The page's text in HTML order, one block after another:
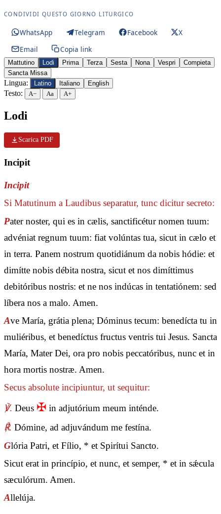
CONDIVIDI QUESTO GIORNO LITURGICO
WhatsApp Telegram Facebook
X
Email
Copia link
Mattutino Lodi Prima Terza Sesta Nona Vespri
Compieta
Sancta Missa
Lingua: Latino Italiano English
Testo: A− Aa A+
Lodi
Scarica PDF
Incipit
Incipit
Si Matutinum a Laudibus separatur, tunc dicitur secreto:
Pater noster, qui es in cælis, sanctificétur nomen tuum:
advéniat regnum tuum: fiat volúntas tua, sicut in cælo et
in terra. Panem nostrum quotidiánum da nobis hódie: et
dimítte nobis débita nostra, sicut et nos dimíttimus
debitóribus nostris: et ne nos indúcas in tentatiónem: sed
líbera nos a malo. Amen.
Ave María, grátia plena; Dóminus tecum: benedícta tu in
muliéribus, et benedíctus fructus ventris tui Jesus. Sancta
María, Mater Dei, ora pro nobis peccatóribus, nunc et in
hora mortis nostræ. Amen.
Secus absolute incipiuntur, ut sequitur:
℣. Deus ✠ in adjutórium meum inténde.
℟. Dómine, ad adjuvándum me festína.
Glória Patri, et Fílio, * et Spirítui Sancto.
Sicut erat in princípio, et nunc, et semper, * et in sǽcula
sæculórum. Amen.
Allelúja.